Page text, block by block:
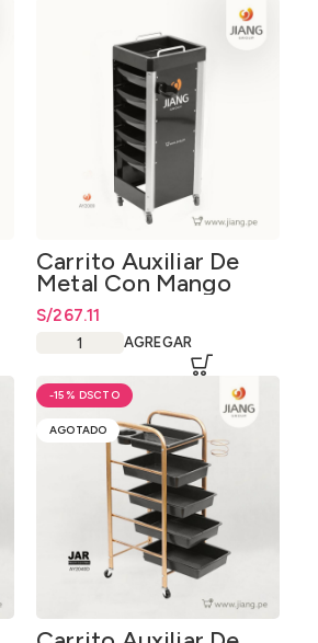
Carrito Auxiliar De
Metal Con Mango
Aluminio
S/267.11
AGREGAR
-15%
AGOTADO